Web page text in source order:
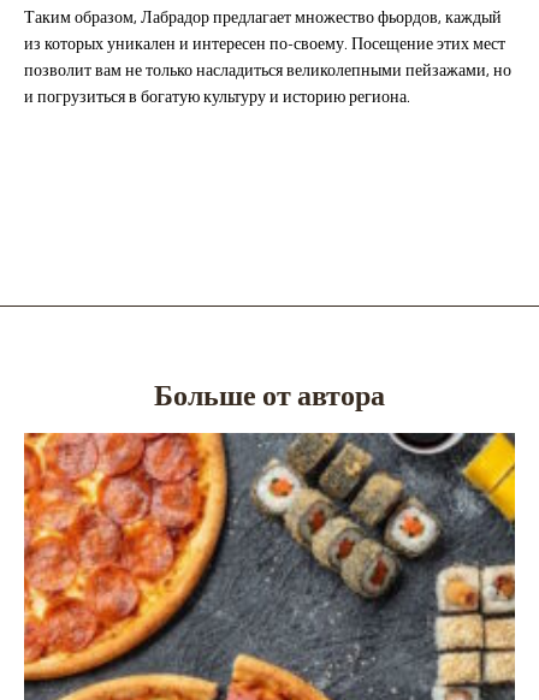
Таким образом, Лабрадор предлагает множество фьордов, каждый
из которых уникален и интересен по-своему. Посещение этих мест
позволит вам не только насладиться великолепными пейзажами, но
и погрузиться в богатую культуру и историю региона.
Больше от автора